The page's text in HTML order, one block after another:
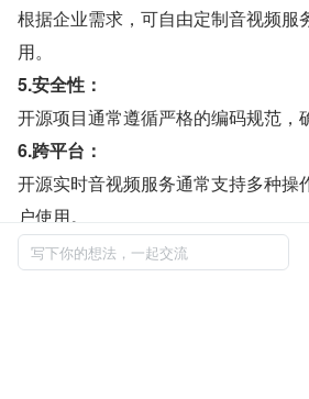
根据企业需求，可自由定制音视频服
用。
5.安全性：
开源项目通常遵循严格的编码规范，
6.跨平台：
开源实时音视频服务通常支持多种操
户使用。
7.易于集成：
写下你的想法，一起交流